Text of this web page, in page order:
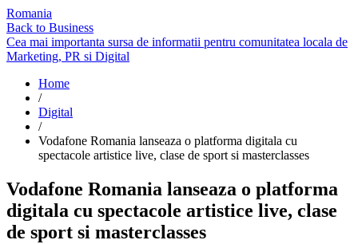
Romania
Back to Business
Cea mai importanta sursa de informatii pentru comunitatea locala de
Marketing, PR si Digital
Home
/
Digital
/
Vodafone Romania lanseaza o platforma digitala cu
spectacole artistice live, clase de sport si masterclasses
Vodafone Romania lanseaza o platforma
digitala cu spectacole artistice live, clase
de sport si masterclasses